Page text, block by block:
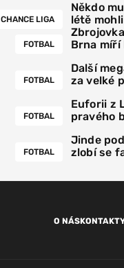
CHANCE LIGA
Někdo
létě
FOTBAL
Brna míří
FOTBAL
Další
za velké
FOTBAL
Euforii z
pravého
FOTBAL
Jinde
zlobí se
O NÁS